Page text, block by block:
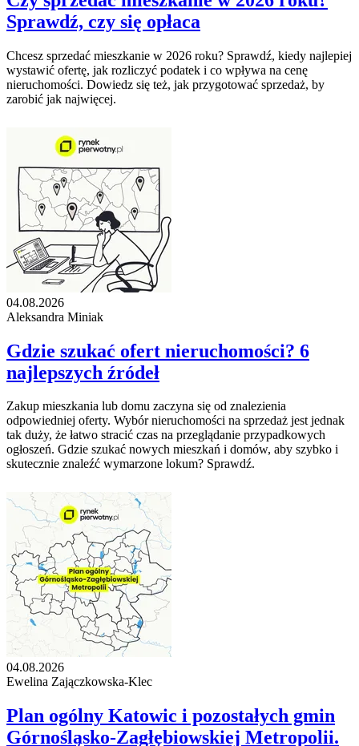
Sprawdź, czy się opłaca
Chcesz sprzedać mieszkanie w 2026 roku? Sprawdź, kiedy najlepiej
wystawić ofertę, jak rozliczyć podatek i co wpływa na cenę
nieruchomości. Dowiedz się też, jak przygotować sprzedaż, by
zarobić jak najwięcej.
04.08.2026
Aleksandra Miniak
Gdzie szukać ofert nieruchomości? 6
najlepszych źródeł
Zakup mieszkania lub domu zaczyna się od znalezienia
odpowiedniej oferty. Wybór nieruchomości na sprzedaż jest jednak
tak duży, że łatwo stracić czas na przeglądanie przypadkowych
ogłoszeń. Gdzie szukać nowych mieszkań i domów, aby szybko i
skutecznie znaleźć wymarzone lokum? Sprawdź.
04.08.2026
Ewelina Zajączkowska-Klec
Plan ogólny Katowic i pozostałych gmin
Górnośląsko-Zagłębiowskiej Metropolii.